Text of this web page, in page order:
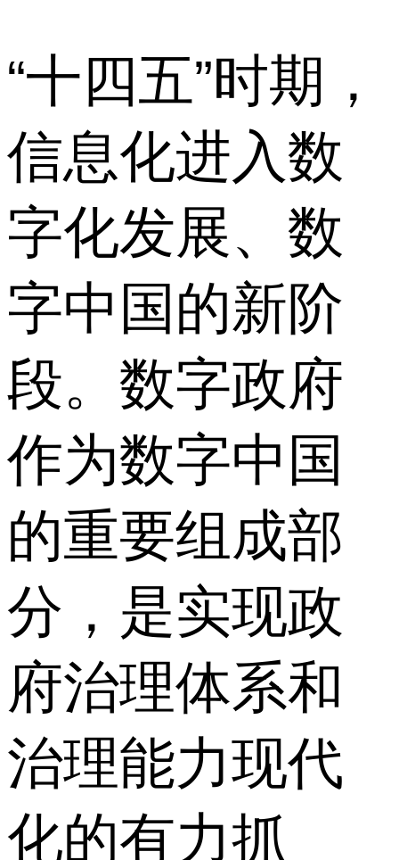
“十四五”时期，
信息化进入数
字化发展、数
字中国的新阶
段。数字政府
作为数字中国
的重要组成部
分，是实现政
府治理体系和
治理能力现代
化的有力抓